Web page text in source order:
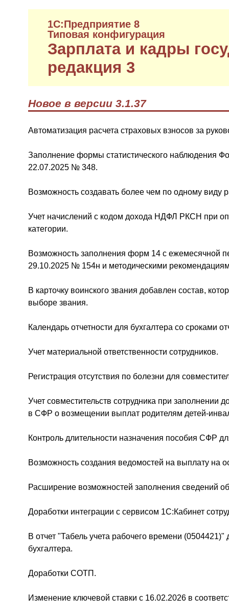
1C:Предприятие 8
Типовая конфигурация
Зарплата и кадры
редакция 3
Новое в версии 3.1.37
Автоматизация расчета страховых взносов за
Заполнение формы статистического наблюдения
22.07.2025 № 348.
Возможность создавать более чем по одному виду
Учет начислений с кодом дохода НДФЛ РКСН при
категории.
Возможность заполнения форм 14 с ежемесячной
29.10.2025 № 154н и методическими
В карточку воинского звания добавлен состав,
выборе звания.
Календарь отчетности для бухгалтера со сроками
Учет материальной ответственности сотрудников.
Регистрация отсутствия по болезни для
Учет совместительств сотрудника при заполнении
в СФР о возмещении выплат родителям детей-
Контроль длительности назначения пособия СФР
Возможность создания ведомостей на выплату на
Расширение возможностей заполнения сведений
Доработки интеграции с сервисом 1С:Кабинет
В отчет "Табель учета рабочего времени
бухгалтера.
Доработки СОТП.
Изменение ключевой ставки с 16.02.2026 в